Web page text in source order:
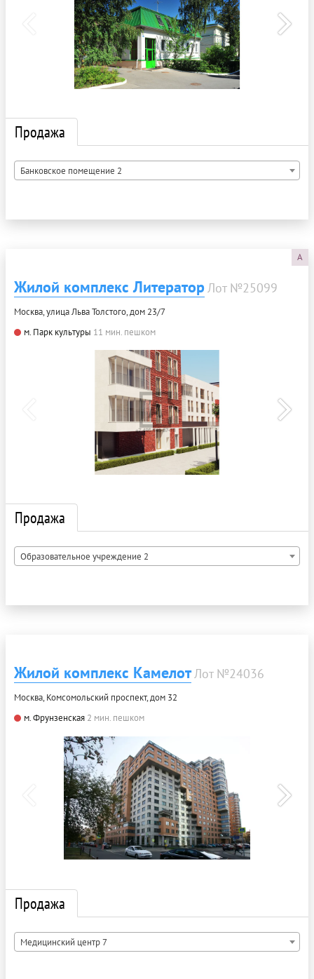
Продажа
Банковское помещение 2
A
Жилой комплекс ЛитераторЛот №25099
Москва, улица Льва Толстого, дом 23/7
м. Парк культуры 11 мин. пешком
Продажа
Образовательное учреждение 2
Жилой комплекс КамелотЛот №24036
Москва, Комсомольский проспект, дом 32
м. Фрунзенская 2 мин. пешком
Продажа
Медицинский центр 7